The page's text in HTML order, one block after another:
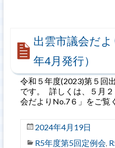
出雲市議会だ
年4月発行）
令和５年度(2023)第５回
です。 詳しくは、５月
会だよりNo.7６」をご覧
2024年4月19日
R5年度第5回定例会,